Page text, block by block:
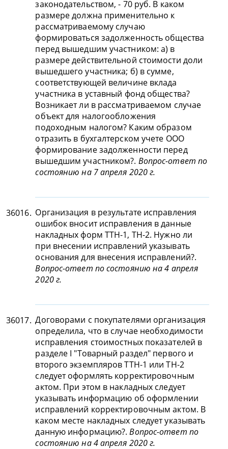
законодательством, - 70 руб. В каком
размере должна применительно к
рассматриваемому случаю
формироваться задолженность общества
перед вышедшим участником: а) в
размере действительной стоимости доли
вышедшего участника; б) в сумме,
соответствующей величине вклада
участника в уставный фонд общества?
Возникает ли в рассматриваемом случае
объект для налогообложения
подоходным налогом? Каким образом
отразить в бухгалтерском учете ООО
формирование задолженности перед
вышедшим участником?. Вопрос-ответ по
состоянию на 7 апреля 2020 г.
36016. Организация в результате исправления
ошибок вносит исправления в данные
накладных форм ТТН-1, ТН-2. Нужно ли
при внесении исправлений указывать
основания для внесения исправлений?.
Вопрос-ответ по состоянию на 4 апреля
2020 г.
36017. Договорами с покупателями организация
определила, что в случае необходимости
исправления стоимостных показателей в
разделе I "Товарный раздел" первого и
второго экземпляров ТТН-1 или ТН-2
следует оформлять корректировочным
актом. При этом в накладных следует
указывать информацию об оформлении
исправлений корректировочным актом. В
каком месте накладных следует указывать
данную информацию?.Вопрос-ответ по
состоянию на 4 апреля 2020 г.